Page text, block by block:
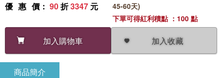
優惠價 ： 90折3347 元
加入購物車 加入收藏
45-60天)
下單可得紅利積點 ：100 點
商品簡介